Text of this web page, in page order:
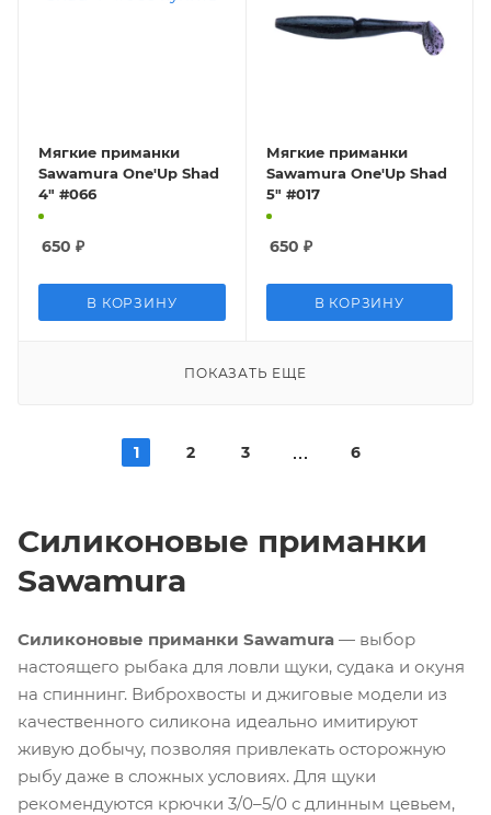
Мягкие приманки
Sawamura One'Up Shad
4" #066
650 ₽
В КОРЗИНУ
Мягкие приманки
Sawamura One'Up Shad
5" #017
650 ₽
В КОРЗИНУ
ПОКАЗАТЬ ЕЩЕ
1 2 3 6
Силиконовые приманки
Sawamura
Силиконовые приманки Sawamura — выбор
настоящего рыбака для ловли щуки, судака и окуня
на спиннинг. Виброхвосты и джиговые модели из
качественного силикона идеально имитируют
живую добычу, позволяя привлекать осторожную
рыбу даже в сложных условиях. Для щуки
рекомендуются крючки 3/0–5/0 с длинным цевьем,